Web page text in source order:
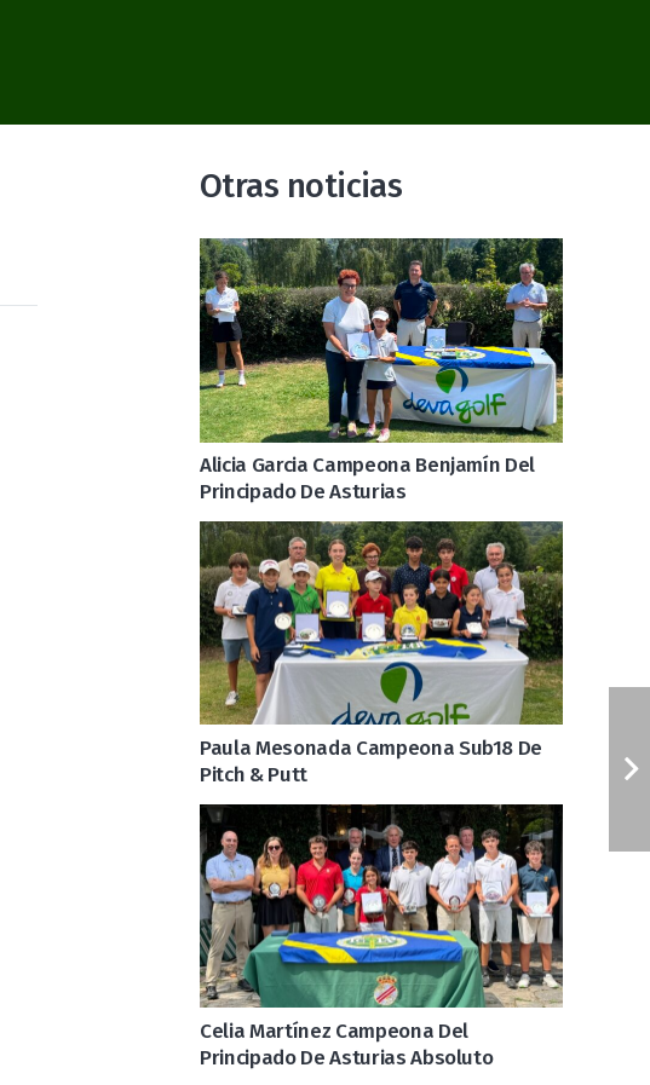
Otras noticias
Alicia Garcia Campeona Benjamín Del
Principado De Asturias
Paula Mesonada Campeona Sub18 De
Pitch & Putt
Celia Martínez Campeona Del
Principado De Asturias Absoluto